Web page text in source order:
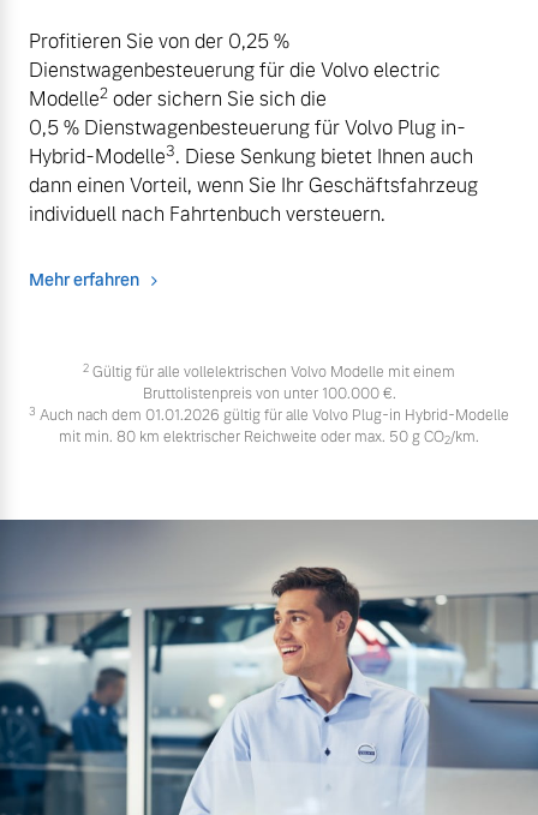
Profitieren Sie von der 0,25 %
Dienstwagenbesteuerung für die Volvo electric
Modelle2 oder sichern Sie sich die
0,5 % Dienstwagenbesteuerung für Volvo Plug in-
Hybrid-Modelle3. Diese Senkung bietet Ihnen auch
dann einen Vorteil, wenn Sie Ihr Geschäftsfahrzeug
individuell nach Fahrtenbuch versteuern.
Mehr erfahren
2 Gültig für alle vollelektrischen Volvo Modelle mit einem
Bruttolistenpreis von unter 100.000 €.
3 Auch nach dem 01.01.2026 gültig für alle Volvo Plug-in Hybrid-Modelle
mit min. 80 km elektrischer Reichweite oder max. 50 g CO2/km.